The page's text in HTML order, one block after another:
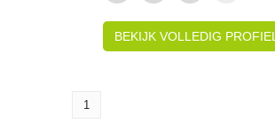
BEKIJK VOLLEDIG PROFIEL
1